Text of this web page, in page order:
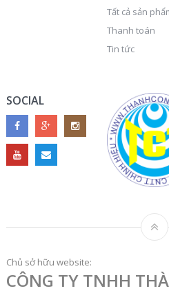
Tất cả sản
Thanh toán
Tin tức
SOCIAL
Chủ sở hữu website:
CÔNG TY TNHH